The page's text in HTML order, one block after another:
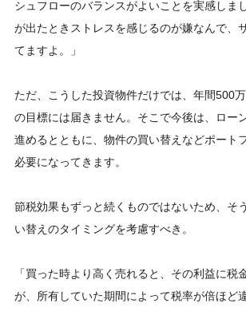
シュフローのバランスがよいことを実感しま
が出たときストレスを感じるのが嫌なんで、
てますよ。」
ただ、こうした投資物件だけでは、年間500
の目標には届きません。そこで今後は、ロー
進めるとともに、物件の買い替えなどポート
必要になってきます。
節税効果もずっと続くものではないため、そ
い替えのタイミングを考慮すべき。
「買った時より高く売れると、その利益に税
が、所有していた期間によって税率が倍ほど